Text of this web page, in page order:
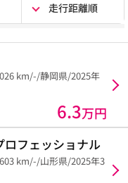
走行距離順
km/-/静岡県/2025年
6.3万円
フェッショナル
km/-/山形県/2025年3